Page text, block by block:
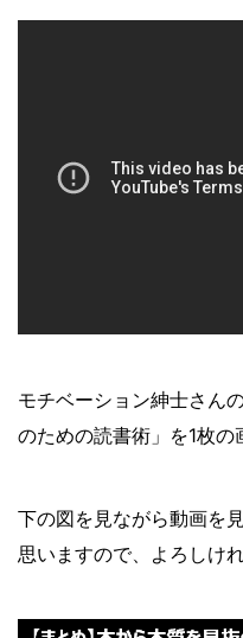
モチベーション紳士さん
のための読書術」を1枚の
下の図を見ながら動画を
思いますので、よろしけ